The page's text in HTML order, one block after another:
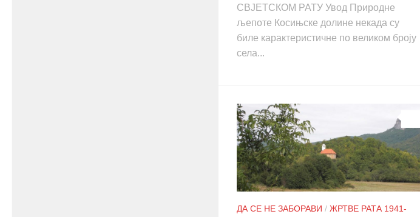
СВЈЕТСКОМ РАТУ Увод Природне
љепоте Косињске долине некада су
биле карактеристичне по великом броју
села...
ДА СЕ НЕ ЗАБОРАВИ / ЖРТВЕ РАТА 1941-